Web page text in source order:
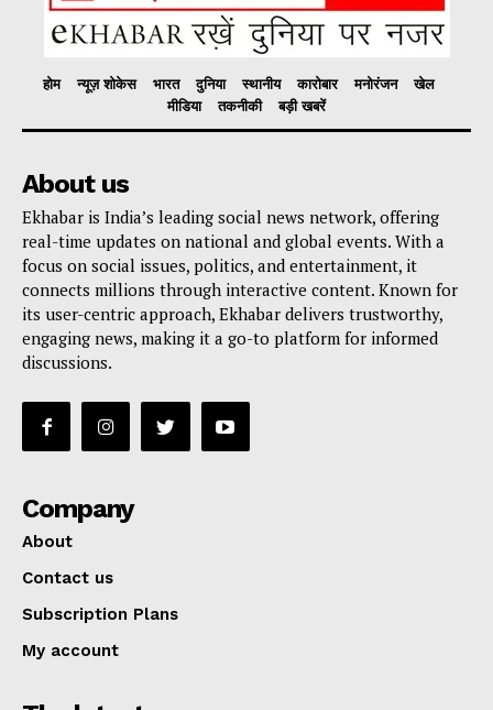
होम न्यूज़ शोकेस भारत दुनिया स्थानीय कारोबार मनोरंजन
खेल
मीडिया
तकनीकी बड़ी खबरें
About us
Ekhabar is India’s leading social news network, offering
real-time updates on national and global events. With a
focus on social issues, politics, and entertainment, it
connects millions through interactive content. Known for
its user-centric approach, Ekhabar delivers trustworthy,
engaging news, making it a go-to platform for informed
discussions.
Company
About
Contact us
Subscription Plans
My account